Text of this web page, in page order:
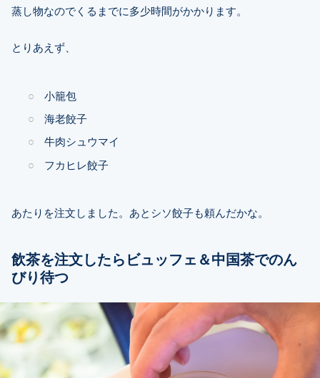
蒸し物なのでくるまでに多少時間がかかります。
とりあえず、
小籠包
海老餃子
牛肉シュウマイ
フカヒレ餃子
あたりを注文しました。あとシソ餃子も頼んだかな。
飲茶を注文したらビュッフェ＆中国茶でのん
びり待つ